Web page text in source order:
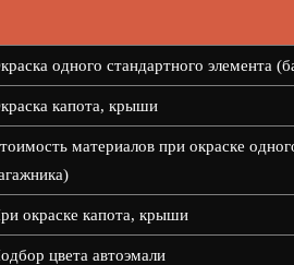
одного стандартного элемента
капота, крыши
материалов при окраске
окраске капота, крыши
цвета автоэмали